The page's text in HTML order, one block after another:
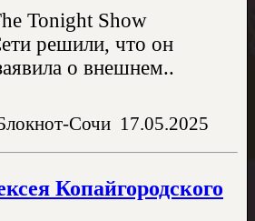
Tonight Show
решили, что он
о внешнем..
Сочи 17.05.2025
Копайгородского